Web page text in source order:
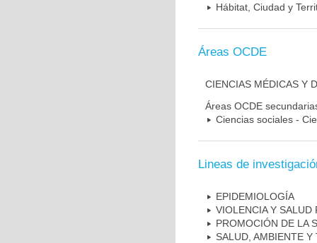
Hábitat, Ciudad y
Áreas OCDE
CIENCIAS MÉDICAS Y
Áreas OCDE
Ciencias sociales -
Lineas de
EPIDEMIOLOGÍA
VIOLENCIA Y SALUD
PROMOCIÓN DE LA
SALUD, AMBIENTE Y